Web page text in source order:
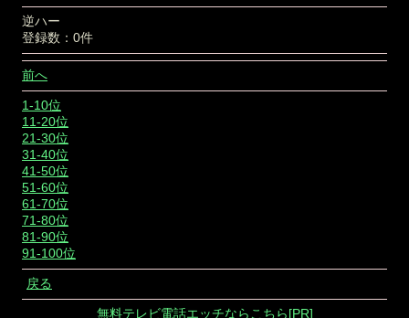
逆ハー
登録数：0件
前へ
1-10位
11-20位
21-30位
31-40位
41-50位
51-60位
61-70位
71-80位
81-90位
91-100位
戻る
無料テレビ電話エッチならこちら[PR]